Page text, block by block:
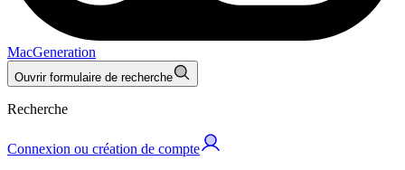
MacGeneration
Ouvrir formulaire de recherche
Recherche
Connexion ou création de compte